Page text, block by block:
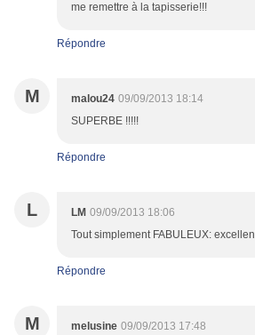
me remettre à la tapisserie!!!
Répondre
M malou24 09/09/2013 18:14
SUPERBE !!!!!
Répondre
L LM 09/09/2013 18:06
Tout simplement FABULEUX:
Répondre
M melusine 09/09/2013 17:48